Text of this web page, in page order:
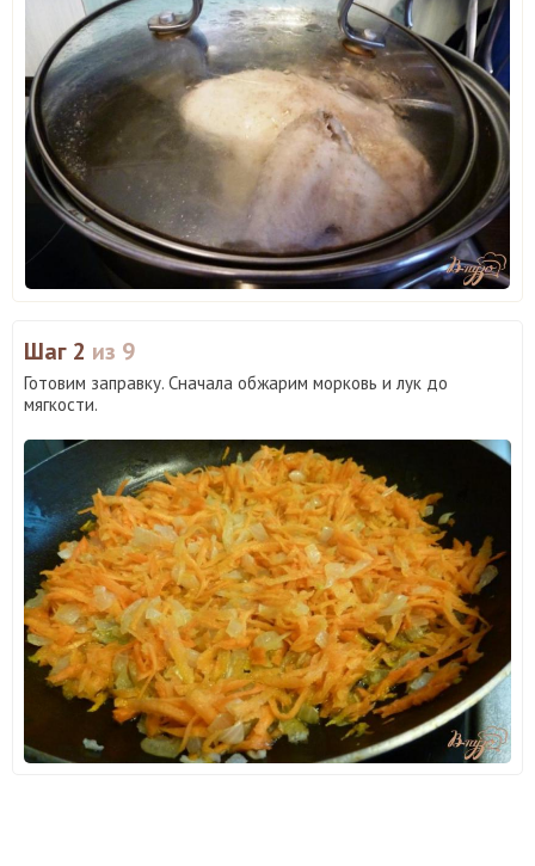
Шаг 2 из 9
Готовим заправку. Сначала обжарим морковь и лук до
мягкости.